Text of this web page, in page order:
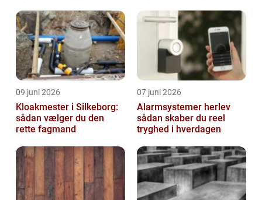
09 juni 2026
Kloakmester i Silkeborg:
sådan vælger du den
rette fagmand
07 juni 2026
Alarmsystemer herlev
sådan skaber du reel
tryghed i hverdagen